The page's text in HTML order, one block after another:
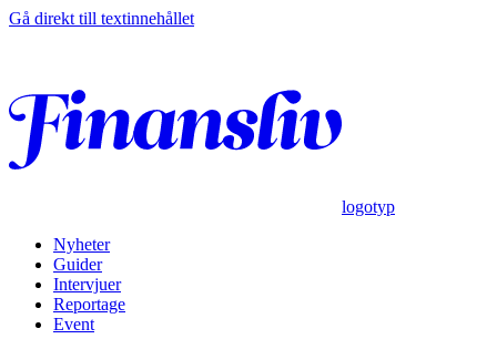
Gå direkt till textinnehållet
logotyp
Nyheter
Guider
Intervjuer
Reportage
Event